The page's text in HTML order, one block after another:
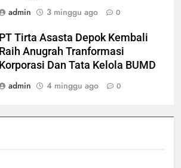
admin
3 minggu ago 0
PT Tirta Asasta Depok Kembali
Raih Anugrah Tranformasi
Korporasi Dan Tata Kelola BUMD
admin
4 minggu ago 0